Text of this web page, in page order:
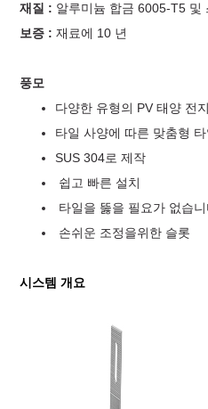
재질 : 알루미늄 합금 6005-T5
보증 : 재료에 10 년
풍모
다양한 유형의 PV 태양 전
타일 ​​사양에 따른 맞춤형 타
SUS 304로 제작
쉽고 빠른 설치
타일을 뚫을 필요가 없습니
손쉬운 조정을위한 슬롯
시스템 개요